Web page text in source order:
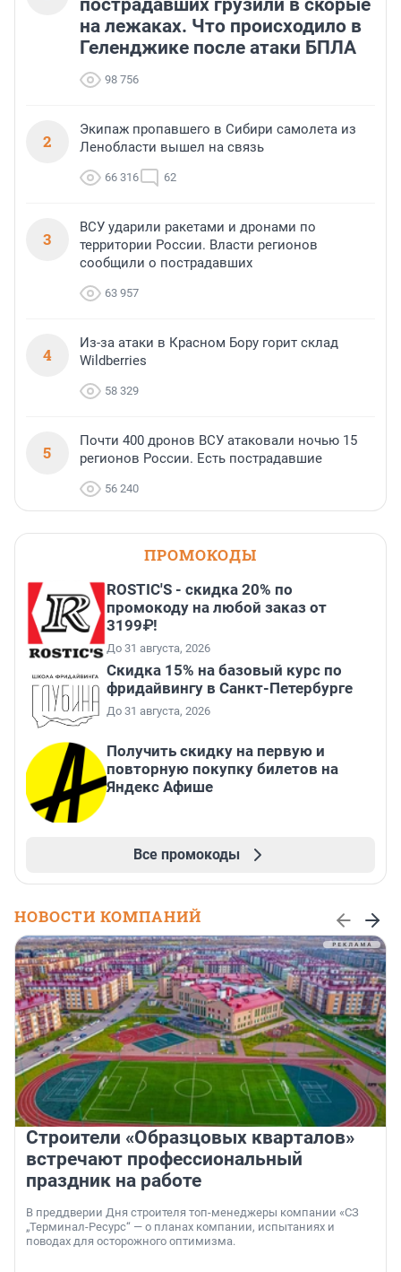
пострадавших грузили в скорые
на лежаках. Что происходило в
Геленджике после атаки БПЛА
98 756
2
Экипаж пропавшего в Сибири самолета из
Ленобласти вышел на связь
66 316 62
3
ВСУ ударили ракетами и дронами по
территории России. Власти регионов
сообщили о пострадавших
63 957
4
Из-за атаки в Красном Бору горит склад
Wildberries
58 329
5
Почти 400 дронов ВСУ атаковали ночью 15
регионов России. Есть пострадавшие
56 240
ПРОМОКОДЫ
ROSTIC'S - скидка 20% по
промокоду на любой заказ от
3199₽!
До 31 августа, 2026
Скидка 15% на базовый курс по
фридайвингу в Санкт-Петербурге
До 31 августа, 2026
Получить скидку на первую и
повторную покупку билетов на
Яндекс Афише
Все промокоды
НОВОСТИ КОМПАНИЙ
Строители «Образцовых кварталов»
встречают профессиональный
праздник на работе
В преддверии Дня строителя топ-менеджеры компании «СЗ
„Терминал-Ресурс“ — о планах компании, испытаниях и
поводах для осторожного оптимизма.